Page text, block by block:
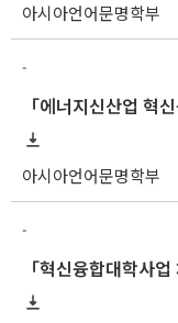
아시아언어문명학부
-
아시아언어문명학부
-